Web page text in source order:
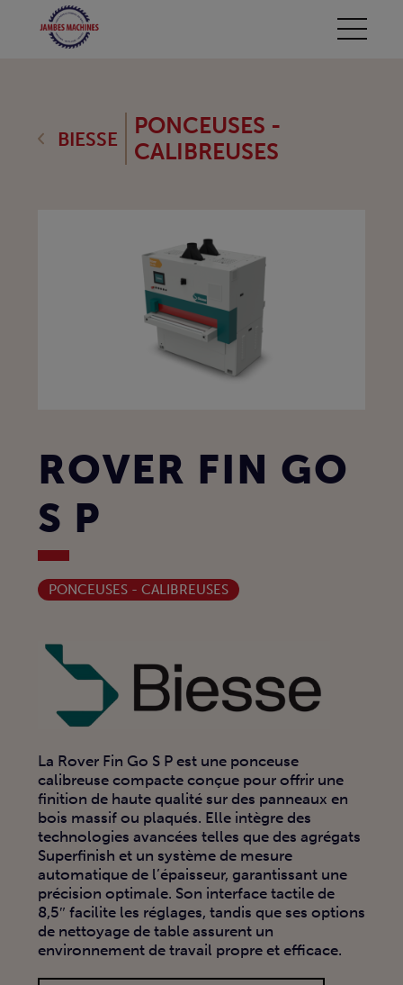
BIESSE
PONCEUSES -
CALIBREUSES
ROVER FIN GO
S P
PONCEUSES - CALIBREUSES
La Rover Fin Go S P est une ponceuse
calibreuse compacte conçue pour offrir une
finition de haute qualité sur des panneaux en
bois massif ou plaqués. Elle intègre des
technologies avancées telles que des agrégats
Superfinish et un système de mesure
automatique de l’épaisseur, garantissant une
précision optimale. Son interface tactile de
8,5″ facilite les réglages, tandis que ses options
de nettoyage de table assurent un
environnement de travail propre et efficace.